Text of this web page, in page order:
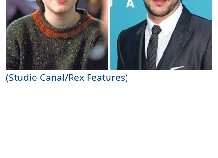
(Studio Canal/Rex Features)